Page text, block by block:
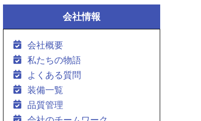
会社情報
会社概要
私たちの物語
よくある質問
装備一覧
品質管理